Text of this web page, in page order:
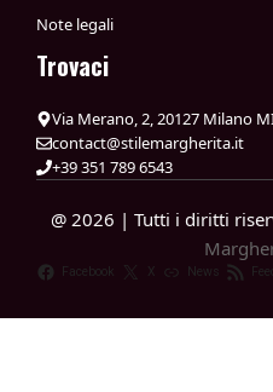
Note legali
Trovaci
Via Merano, 2, 20127 Milano
contact@stilemargherita.it
+39 351 789 6543
@ 2026 | Tutti i diritti
Facebook X News